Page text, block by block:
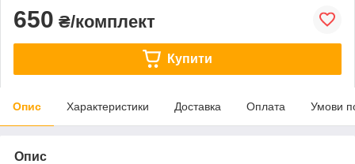
650 ₴/комплект
Купити
Опис Характеристики Доставка Оплата Умови
Опис